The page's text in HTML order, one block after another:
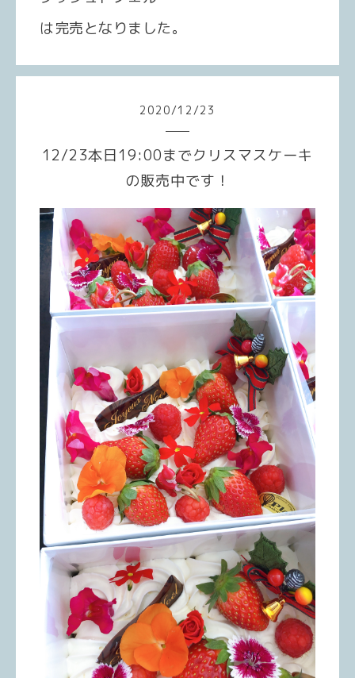
は完売となりました。
2020/12 /23
12/23本日19:00までクリスマスケーキ
の販売中です！